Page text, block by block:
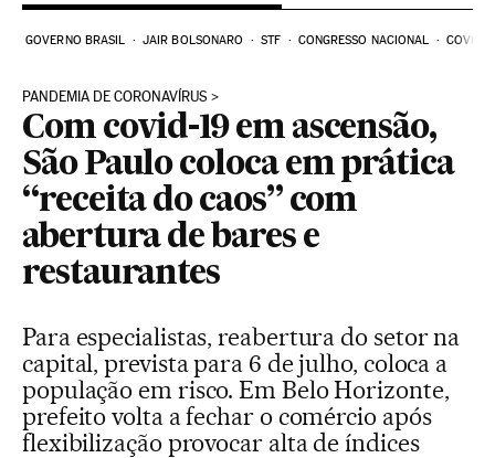
GOVERNO BRASIL JAIR BOLSONARO STF CONGRESSO NACIONAL COVID-
PANDEMIA DE CORONAVÍRUS
Com covid-19 em ascensão,
São Paulo coloca em prática
“receita do caos” com
abertura de bares e
restaurantes
Para especialistas, reabertura do setor na
capital, prevista para 6 de julho, coloca a
população em risco. Em Belo Horizonte,
prefeito volta a fechar o comércio após
flexibilização provocar alta de índices